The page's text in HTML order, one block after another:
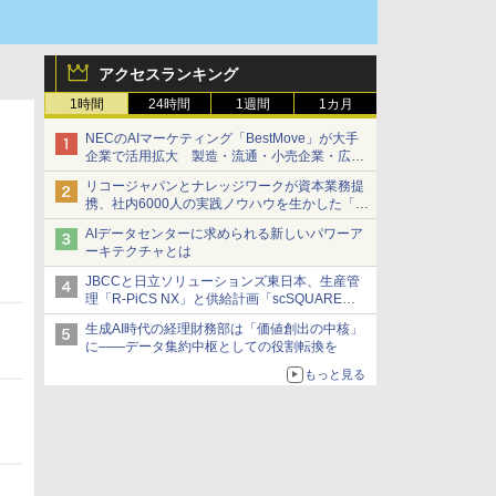
アクセスランキング
1時間 24時間 1週間 1カ月
NECのAIマーケティング「BestMove」が大手
企業で活用拡大 製造・流通・小売企業・広告
代理店などが実装フェーズへ
リコージャパンとナレッジワークが資本業務提
携、社内6000人の実践ノウハウを生かした「AI
商談記録 for RICOH」を展開へ
AIデータセンターに求められる新しいパワーア
ーキテクチャとは
JBCCと日立ソリューションズ東日本、生産管
理「R-PiCS NX」と供給計画「scSQUARE
ISP」の連携サービスを提供開始
生成AI時代の経理財務部は「価値創出の中核」
に――データ集約中枢としての役割転換を
もっと見る